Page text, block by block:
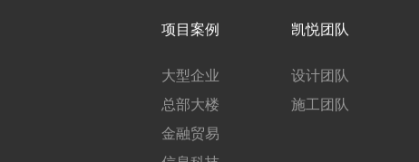
项目案例
大型企业
总部大楼
金融贸易
凯悦团队
设计团队
施工团队